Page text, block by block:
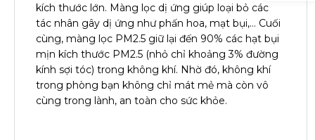
kích thước lớn. Màng lọc dị ứng giúp loại bỏ các
tác nhân gây dị ứng như phấn hoa, mạt bụi,… Cuối
cùng, màng lọc PM2.5 giữ lại đến 90% các hạt bụi
mịn kích thước PM2.5 (nhỏ chỉ khoảng 3% đường
kính sợi tóc) trong không khí. Nhờ đó, không khí
trong phòng bạn không chỉ mát mẻ mà còn vô
cùng trong lành, an toàn cho sức khỏe.